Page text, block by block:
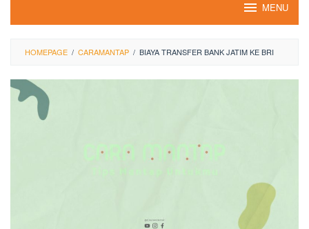
MENU
HOMEPAGE / CARAMANTAP / BIAYA TRANSFER BANK JATIM KE BRI